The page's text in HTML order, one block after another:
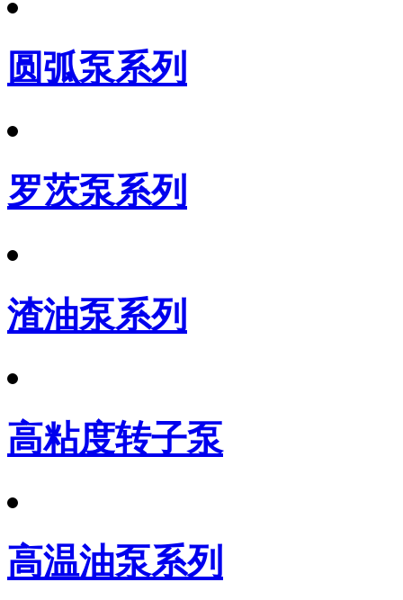
圆弧泵系列
罗茨泵系列
渣油泵系列
高粘度转子泵
高温油泵系列